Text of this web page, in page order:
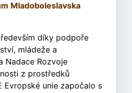
Mladoboleslavska
díky podpoře
mládeže a
Nadace Rozvoje
z prostředků
Evropské unie započalo s